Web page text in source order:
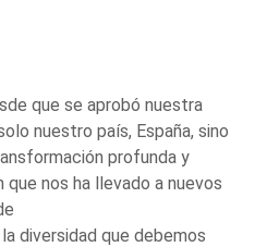
que se aprobó nuestra
nuestro país, España, sino
profunda y
nos ha llevado a nuevos
diversidad que debemos